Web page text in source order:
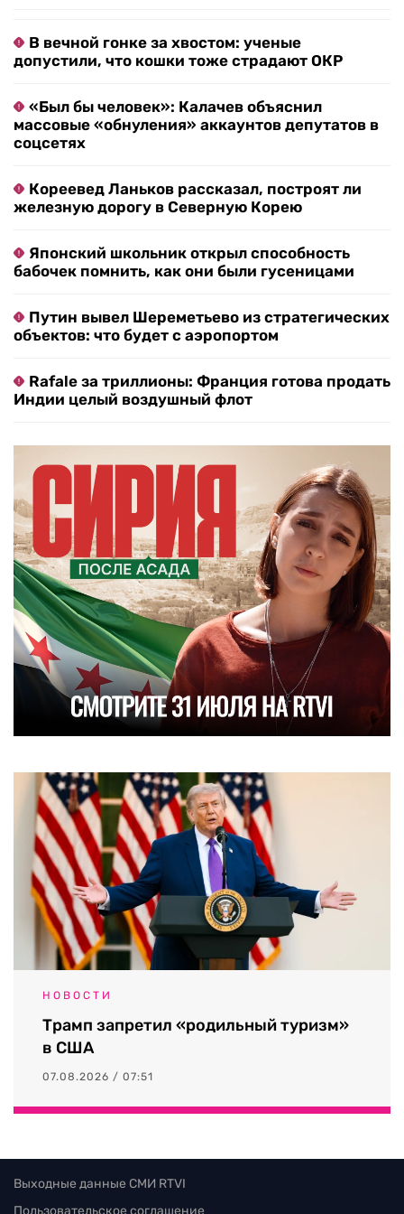
В вечной гонке за хвостом: ученые
допустили, что кошки тоже страдают ОКР
«Был бы человек»: Калачев объяснил
массовые «обнуления» аккаунтов депутатов в
соцсетях
Кореевед Ланьков рассказал, построят ли
железную дорогу в Северную Корею
Японский школьник открыл способность
бабочек помнить, как они были гусеницами
Путин вывел Шереметьево из стратегических
объектов: что будет с аэропортом
Rafale за триллионы: Франция готова продать
Индии целый воздушный флот
НОВОСТИ
Трамп запретил «родильный туризм»
в США
07.08.2026 / 07:51
Выходные данные СМИ RTVI
Пользовательское соглашение